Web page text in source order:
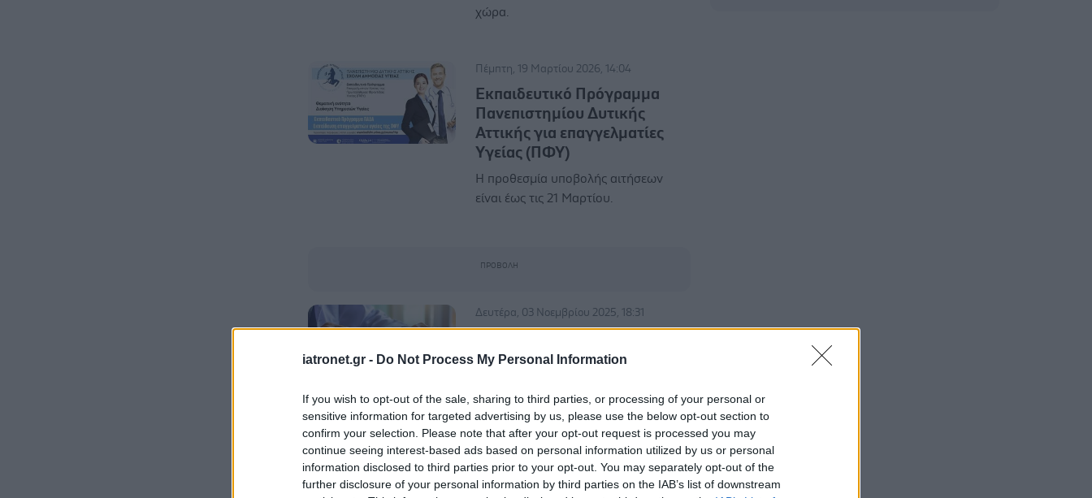
iatronet.gr - Do Not Process My Personal Information
If you wish to opt-out of the sale, sharing to third parties, or processing of your personal or
sensitive information for targeted advertising by us, please use the below opt-out section to
confirm your selection. Please note that after your opt-out request is processed you may
continue seeing interest-based ads based on personal information utilized by us or personal
information disclosed to third parties prior to your opt-out. You may separately opt-out of the
further disclosure of your personal information by third parties on the IAB’s list of downstream
χώρα.
Πέμπτη, 19 Μαρτίου 2026, 14:04
Εκπαιδευτικό Πρόγραμμα
Πανεπιστημίου Δυτικής
Αττικής για επαγγελματίες
Yγείας (ΠΦΥ)
Η προθεσμία υποβολής αιτήσεων
είναι έως τις 21 Μαρτίου.
Δευτέρα, 03 Νοεμβρίου 2025, 18:31
υγειονομικών της
(ΠΟΣΕΥΠΠΦΥ)
Για το συνέδριο της ΑΔΕΔΥ
εκλέχτηκαν οι Ψυχάρης Παναγιώτης
και Κωστάκης Προκόπης, ως τακτικά
μέλη και αναπληρωματικό μέλος ο κ.